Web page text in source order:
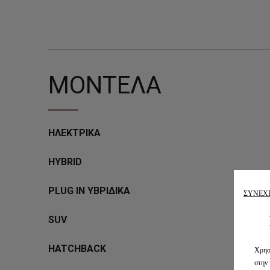
ΜΟΝΤΕΛΑ
ΗΛΕΚΤΡΙΚΑ
HYBRID
PLUG IN ΥΒΡΙΔΙΚΑ
SUV
HATCHBACK
στην